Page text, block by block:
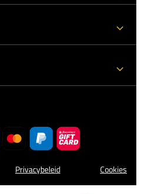
Privacybeleid Cookies